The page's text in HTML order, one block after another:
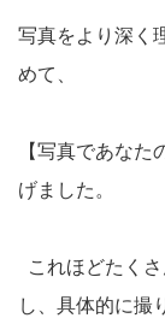
写真をより深く
めて、
【写真であな
げました。
これほどたく
し、具体的に撮